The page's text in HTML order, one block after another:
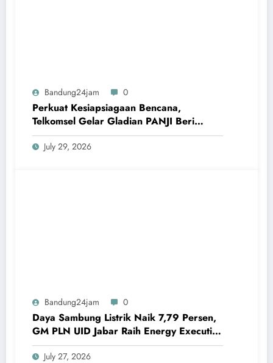
Bandung24jam 0
Perkuat Kesiapsiagaan Bencana,
Telkomsel Gelar Gladian PANJI Beri
Pembekalan ke Relawan TERRA
July 29, 2026
Bandung24jam 0
Daya Sambung Listrik Naik 7,79 Persen,
GM PLN UID Jabar Raih Energy Executive
Award 2026
July 27, 2026